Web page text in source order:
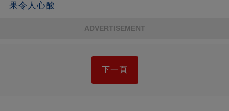
果令人心酸
ADVERTISEMENT
下一頁